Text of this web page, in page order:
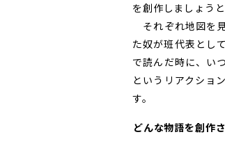
を創作しましょう
それぞれ地図を
た奴が班代表とし
で読んだ時に、い
というリアクショ
す。
――どんな物語を創